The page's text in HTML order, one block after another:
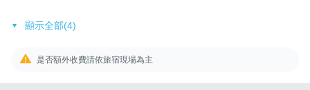
顯示全部(4)
是否額外收費請依旅宿現場為主